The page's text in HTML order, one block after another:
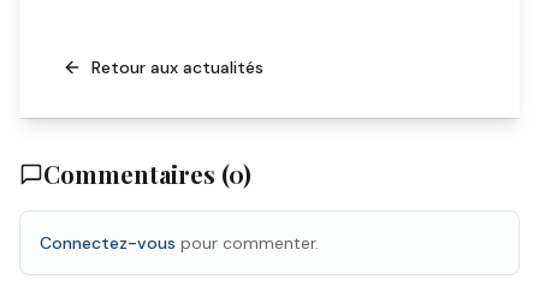
Retour aux actualités
Commentaires (0)
Connectez-vous pour commenter.